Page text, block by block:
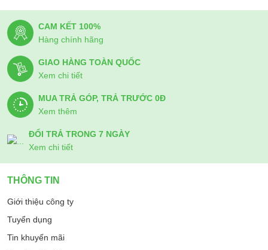
CAM KẾT 100%
Hàng chính hãng
GIAO HÀNG TOÀN QUỐC
Xem chi tiết
MUA TRẢ GÓP, TRẢ TRƯỚC 0Đ
Xem thêm
ĐỔI TRẢ TRONG 7 NGÀY
Xem chi tiết
THÔNG TIN
Giới thiệu công ty
Tuyển dụng
Tin khuyến mãi